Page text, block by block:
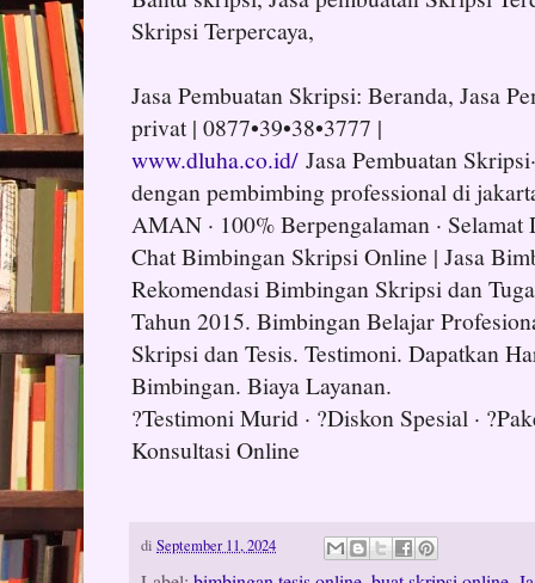
Skripsi Terpercaya,
Jasa Pembuatan Skripsi: Beranda, Jasa
privat | 0877•39•38•3777 |
www.dluha.co.id/Jasa Pembuatan
dengan pembimbing professional di
AMAN · 100% Berpengalaman · Selamat
Chat Bimbingan Skripsi Online | Jasa
Rekomendasi Bimbingan Skripsi dan
Tahun 2015. Bimbingan Belajar
Skripsi dan Tesis. Testimoni. Dapatkan
Bimbingan. Biaya Layanan.
?Testimoni Murid · ?Diskon Spesial ·
Konsultasi Online
di September 11, 2024